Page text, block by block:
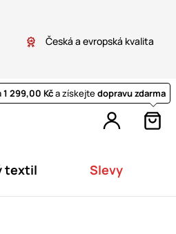
Česká a evropská kvalita
1 299,00 Kča získejtedopravu zdarma
textil Slevy